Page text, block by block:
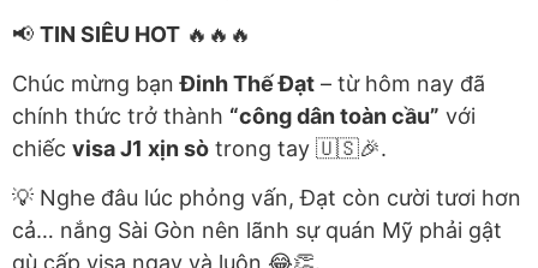
📢 TIN SIÊU HOT 🔥🔥🔥
Chúc mừng bạnĐinh Thế Đạt – từ hôm nay đã
chính thức trở thành “công dân toàn cầu” với
chiếc visa J1 xịn sò trong tay 🇺🇸🎉.
💡 Nghe đâu lúc phỏng vấn, Đạt còn cười tươi hơn
cả… nắng Sài Gòn nên lãnh sự quán Mỹ phải gật
gù cấp visa ngay và luôn 😂👏.